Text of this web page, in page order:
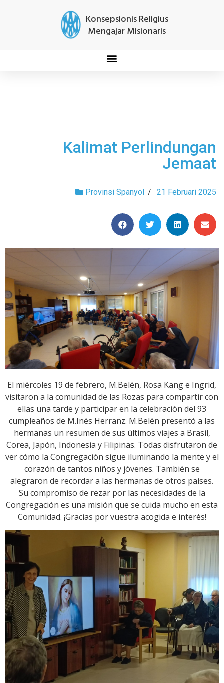
Konsepsionis Religius
Mengajar Misionaris
Kalimat Perlindungan
Jemaat
Provinsi Spanyol / 21 Februari 2025
El miércoles 19 de febrero, M.Belén, Rosa Kang e Ingrid,
visitaron a la comunidad de las Rozas para compartir con
ellas una tarde y participar en la celebración del 93
cumpleaños de M.Inés Herranz. M.Belén presentó a las
hermanas un resumen de sus últimos viajes a Brasil,
Corea, Japón, Indonesia y Filipinas. Todas disfrutaron de
ver cómo la Congregación sigue iluminando la mente y el
corazón de tantos niños y jóvenes. También se
alegraron de recordar a las hermanas de otros países.
Su compromiso de rezar por las necesidades de la
Congregación es una misión que se cuida mucho en esta
Comunidad. ¡Gracias por vuestra acogida e interés!